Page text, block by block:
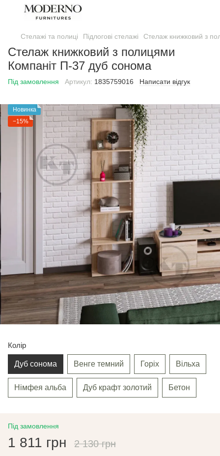
Стелажі та полиці Підлогові стелажі Стелаж книжковий з
Стелаж книжковий з полицями
Компаніт П-37 дуб сонома
Під замовлення Артикул: 1835759016 Написати відгук
Новинка
−15%
Колір
Дуб сонома Венге темний Горіх Вільха
Німфея альба Дуб крафт золотий Бетон
Під замовлення
1 811 грн 2 130 грн